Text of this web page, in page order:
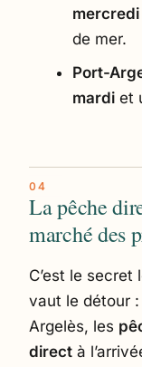
de mer.
Port-
mardiet
La pêche
marché des
C’est le secret
vaut le détour :
Argelès, les
direct à